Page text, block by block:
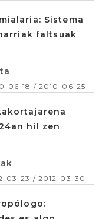
Sistema
faltsuak
06-18 / 2010-06-25
hil zen
03-23 / 2012-03-30